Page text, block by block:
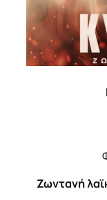
Ζωντανή